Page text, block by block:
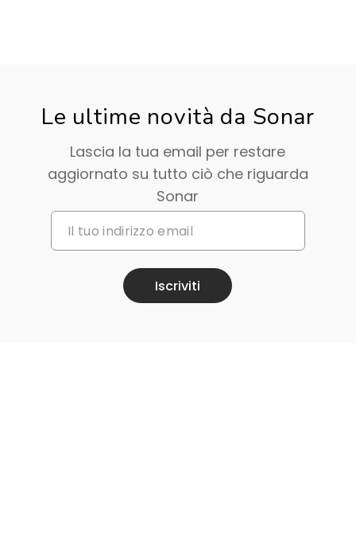
Le ultime novità da Sonar
Lascia la tua email per restare
aggiornato su tutto ciò che riguarda
Sonar
Iscriviti